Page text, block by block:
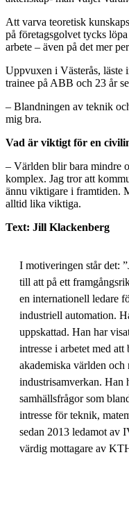
Att varva teoretisk
på företagsgolvet tycks
arbete – även på det mer
Uppvuxen i Västerås,
trainee på ABB och 23 år
– Blandningen av teknik
mig bra.
Vad är viktigt för en
– Världen blir bara mindre
komplex. Jag tror att
ännu viktigare i framtiden.
alltid lika viktiga.
Text: Jill Klackenberg
I motiveringen står det:
till att på ett
en internationell ledare
industriell automation.
uppskattad. Han har
intresse i arbetet med
akademiska världen
industrisamverkan. Han
samhällsfrågor som
intresse för teknik,
sedan 2013 ledamot av
värdig mottagare av